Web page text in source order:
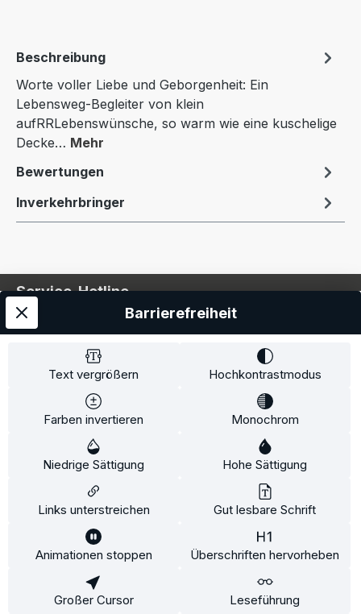
Beschreibung
Worte voller Liebe und Geborgenheit: Ein
Lebensweg-Begleiter von klein
aufRRLebenswünsche, so warm wie eine kuschelige
Decke… Mehr
Bewertungen
Inverkehrbringer
Service-Hotline
Service
Information
* Alle Preise inkl. gesetzl. Mehrwertsteuer zzgl.
und ggf. Nachnahmegebühren, wenn
Text vergrößern Hochkontrastmodus
Farben invertieren Monochrom
Niedrige Sättigung Hohe Sättigung
Links unterstreichen Gut lesbare Schrift
Animationen stoppen Überschriften hervorheben
Großer Cursor Leseführung
Barrierefreiheit
Diese Website verwendet Cookies, um eine bestmögliche
Erfahrung bieten zu können.
Mehr Informationen ...